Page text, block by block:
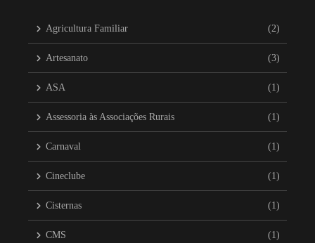
Agricultura Familiar (2)
Artesanato (3)
ASA (1)
Assessoria às Associações Rurais (1)
Carnaval (1)
Cineclube (1)
Cisternas (1)
CMS (1)